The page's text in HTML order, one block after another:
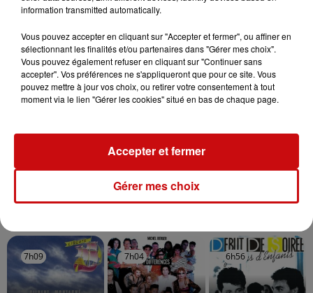
la 77e Foire aux vins de Colmar
ouvre ses portes pendant 10 jours
TITRES DIFFUSÉS
7h09
7h09 7h04
7h04 6h56
6h56
information transmitted automatically.
Vous pouvez accepter en cliquant sur "Accepter et fermer", ou affiner en
sélectionnant les finalités et/ou partenaires dans "Gérer mes choix".
Vous pouvez également refuser en cliquant sur "Continuer sans
accepter". Vos préférences ne s'appliqueront que pour ce site. Vous
pouvez mettre à jour vos choix, ou retirer votre consentement à tout
moment via le lien "Gérer les cookies" situé en bas de chaque page.
Gérer mes choix
Accepter et fermer